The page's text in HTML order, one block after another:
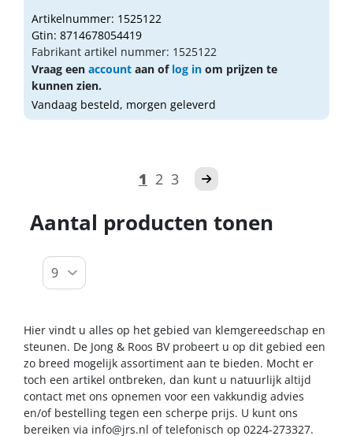
Artikelnummer: 1525122
Gtin: 8714678054419
Fabrikant artikel nummer: 1525122
Vraag een account aan of log in om prijzen te
kunnen zien.
Vandaag besteld, morgen geleverd
1 2 3
Aantal producten tonen
Hier vindt u alles op het gebied van klemgereedschap en
steunen. De Jong & Roos BV probeert u op dit gebied een
zo breed mogelijk assortiment aan te bieden. Mocht er
toch een artikel ontbreken, dan kunt u natuurlijk altijd
contact met ons opnemen voor een vakkundig advies
en/of bestelling tegen een scherpe prijs. U kunt ons
bereiken via info@jrs.nl of telefonisch op 0224-273327.